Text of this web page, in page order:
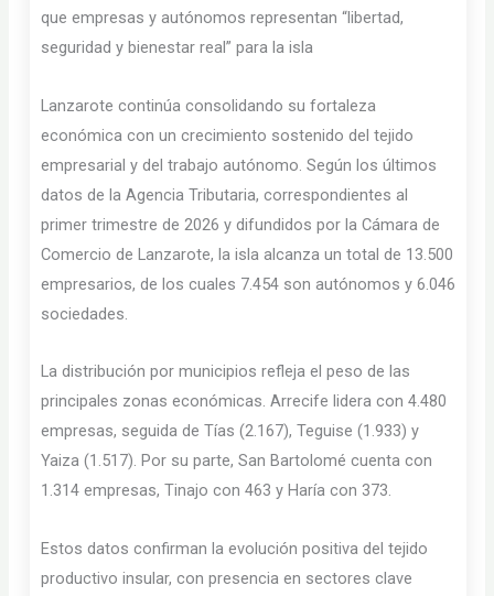
que empresas y autónomos representan “libertad,
seguridad y bienestar real” para la isla
Lanzarote continúa consolidando su fortaleza
económica con un crecimiento sostenido del tejido
empresarial y del trabajo autónomo. Según los últimos
datos de la Agencia Tributaria, correspondientes al
primer trimestre de 2026 y difundidos por la Cámara de
Comercio de Lanzarote, la isla alcanza un total de 13.500
empresarios, de los cuales 7.454 son autónomos y 6.046
sociedades.
La distribución por municipios refleja el peso de las
principales zonas económicas. Arrecife lidera con 4.480
empresas, seguida de Tías (2.167), Teguise (1.933) y
Yaiza (1.517). Por su parte, San Bartolomé cuenta con
1.314 empresas, Tinajo con 463 y Haría con 373.
Estos datos confirman la evolución positiva del tejido
productivo insular, con presencia en sectores clave